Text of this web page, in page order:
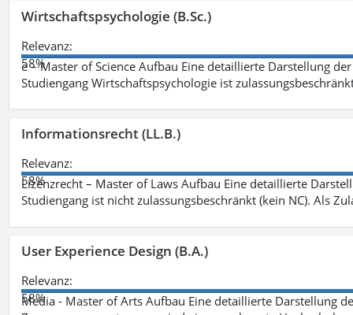
Wirtschaftspsychologie (B.Sc.)
Relevanz:
58%
e – Master of Science Aufbau Eine detaillierte Darstellung
Studiengang Wirtschaftspsychologie ist
Informationsrecht (LL.B.)
Relevanz:
58%
Lizenzrecht – Master of Laws Aufbau Eine detaillierte
Studiengang ist nicht zulassungsbeschränkt (kein NC). Als
User Experience Design (B.A.)
Relevanz:
58%
Media - Master of Arts Aufbau Eine detaillierte Darstellung